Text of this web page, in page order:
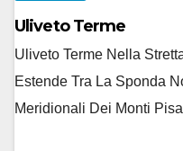
Uliveto Terme
Uliveto Terme Nella
Estende Tra La Sponda
Meridionali Dei Monti